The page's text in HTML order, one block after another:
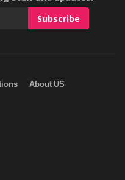
About US